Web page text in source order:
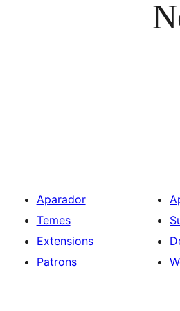
Aparador
Temes
Extensions
Patrons